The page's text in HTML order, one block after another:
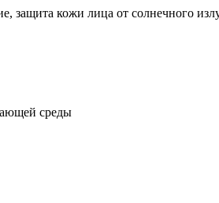
защита кожи лица от солнечного
среды